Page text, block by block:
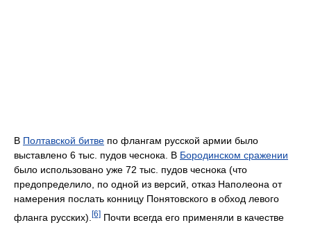
В Полтавской битве по флангам русской армии было
выставлено 6 тыс. пудов чеснока. В Бородинском сражении
было использовано уже 72 тыс. пудов чеснока (что
предопределило, по одной из версий, отказ Наполеона от
намерения послать конницу Понятовского в обход левого
фланга русских). [6] Почти всегда его применяли в качестве